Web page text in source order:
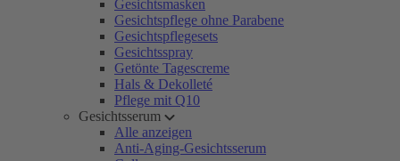
Gesichtsmasken
Gesichtspflege ohne Parabene
Gesichtspflegesets
Gesichtsspray
Getönte Tagescreme
Hals & Dekolleté
Pflege mit Q10
Gesichtsserum
Alle anzeigen
Anti-Aging-Gesichtsserum